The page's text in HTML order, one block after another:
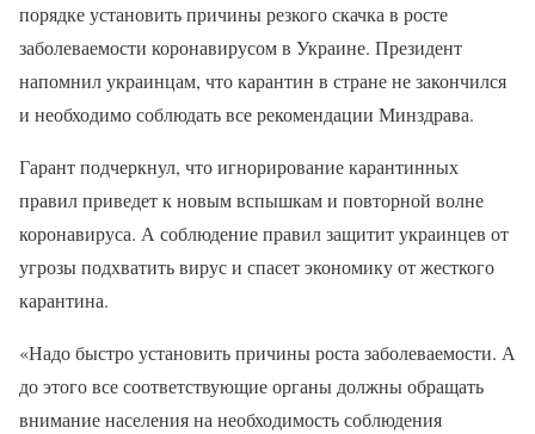
порядке установить причины резкого скачка в росте
заболеваемости коронавирусом в Украине. Президент
напомнил украинцам, что карантин в стране не закончился
и необходимо соблюдать все рекомендации Минздрава.
Гарант подчеркнул, что игнорирование карантинных
правил приведет к новым вспышкам и повторной волне
коронавируса. А соблюдение правил защитит украинцев от
угрозы подхватить вирус и спасет экономику от жесткого
карантина.
«Надо быстро установить причины роста заболеваемости. А
до этого все соответствующие органы должны обращать
внимание населения на необходимость соблюдения